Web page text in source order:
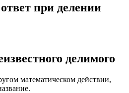
при делении
делимого
математическом действии,